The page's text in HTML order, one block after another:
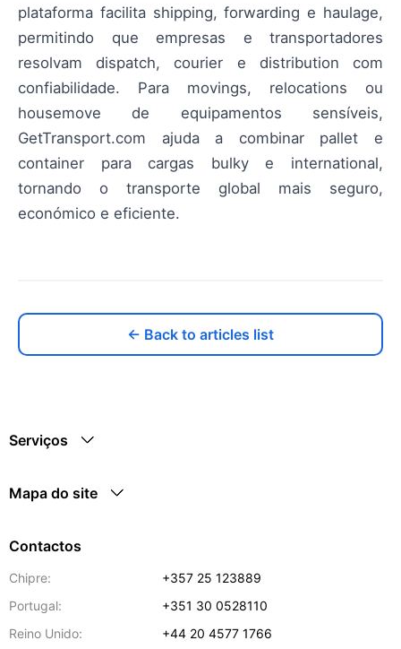
plataforma facilita shipping, forwarding e haulage,
permitindo que empresas e transportadores
resolvam dispatch, courier e distribution com
confiabilidade. Para movings, relocations ou
housemove de equipamentos sensíveis,
GetTransport.com ajuda a combinar pallet e
container para cargas bulky e international,
tornando o transporte global mais seguro,
económico e eficiente.
← Back to articles list
Serviços
Mapa do site
Contactos
Chipre:
+357 25 123889
Portugal:
+351 30 0528110
Reino Unido:
+44 20 4577 1766